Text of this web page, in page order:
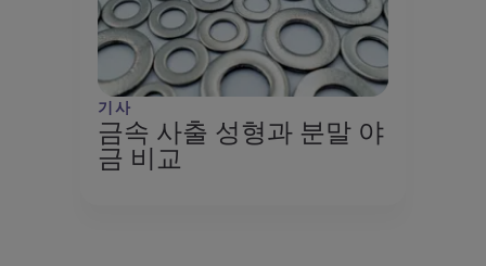
기사
금속 사출 성형과 분말 야
금 비교